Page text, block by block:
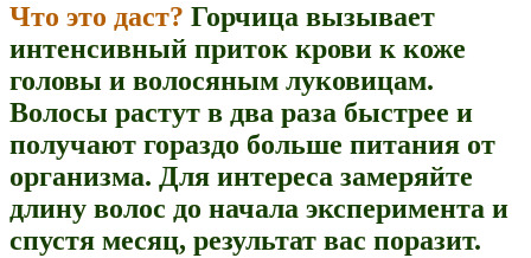
Что это даст? Горчица вызывает
интенсивный приток крови к коже
головы и волосяным луковицам.
Волосы растут в два раза быстрее и
получают гораздо больше питания от
организма. Для интереса замеряйте
длину волос до начала эксперимента и
спустя месяц, результат вас поразит.